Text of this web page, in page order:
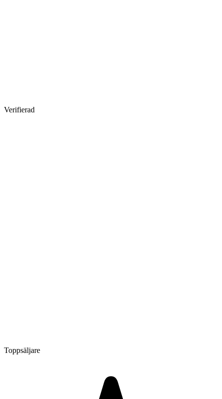
Verifierad
Toppsäljare